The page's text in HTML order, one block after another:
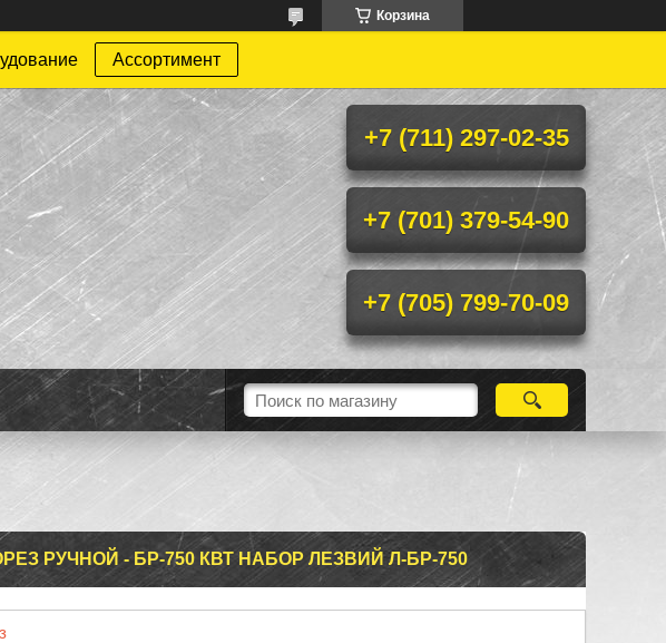
Корзина
Ассортимент
+7 (711) 297-02-35
+7 (701) 379-54-90
+7 (705) 799-70-09
РУЧНОЙ - БР-750 КВТ НАБОР ЛЕЗВИЙ Л-БР-750